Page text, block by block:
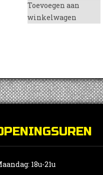
Toevoegen aan
winkelwagen
18u-21u